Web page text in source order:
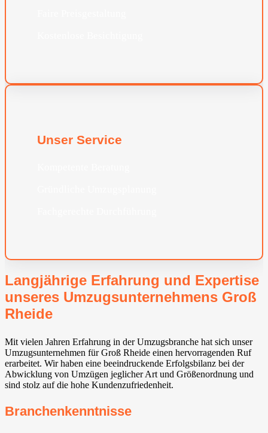
Unser Service
Langjährige Erfahrung und Expertise
unseres Umzugsunternehmens Groß
Rheide
Mit vielen Jahren Erfahrung in der Umzugsbranche hat sich unser
Umzugsunternehmen für Groß Rheide einen hervorragenden Ruf
erarbeitet. Wir haben eine beeindruckende Erfolgsbilanz bei der
Abwicklung von Umzügen jeglicher Art und Größenordnung und
sind stolz auf die hohe Kundenzufriedenheit.
Branchenkenntnisse